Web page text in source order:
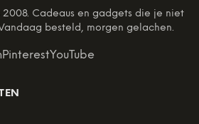
2008. Cadeaus en gadgets die je niet
besteld, morgen gelachen.
PinterestYouTube